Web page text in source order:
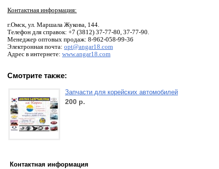
Контактная информация:
г.Омск, ул. Маршала Жукова, 144.
Телефон для справок: +7 (3812) 37-77-80, 37-77-90.
Менеджер оптовых продаж: 8-962-058-99-36
Электронная почта: opt@angar18.com
Адрес в интернете: www.angar18.com
Смотрите также:
Запчасти для корейских автомобилей
200 р.
Контактная информация